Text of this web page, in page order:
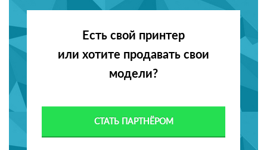
Есть свой принтер
или хотите продавать свои
модели?
СТАТЬ ПАРТНЁРОМ